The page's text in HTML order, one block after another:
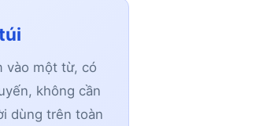
vào một từ, có
không cần
dùng trên toàn